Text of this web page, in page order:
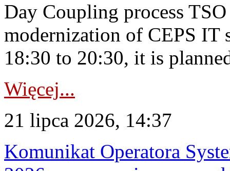
Day Coupling process
modernization of CEPS IT
18:30 to 20:30, it is
Więcej...
21 lipca 2026, 14:37
Komunikat Operatora